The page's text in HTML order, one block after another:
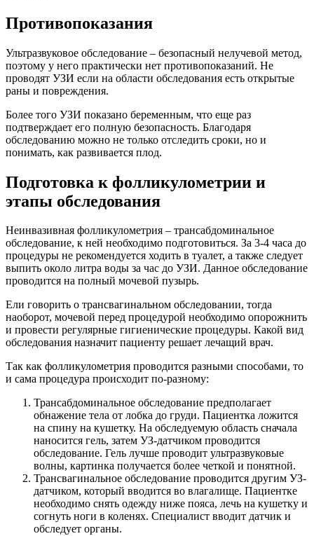
Противопоказания
Ультразвуковое обследование – безопасный нелучевой метод,
поэтому у него практически нет противопоказаний. Не
проводят УЗИ если на области обследования есть открытые
раны и повреждения.
Более того УЗИ показано беременным, что еще раз
подтверждает его полную безопасность. Благодаря
обследованию можно не только отследить сроки, но и
понимать, как развивается плод.
Подготовка к фолликулометрии и
этапы обследования
Неинвазивная фолликулометрия – трансабдоминальное
обследование, к ней необходимо подготовиться. За 3-4 часа до
процедуры не рекомендуется ходить в туалет, а также следует
выпить около литра воды за час до УЗИ. Данное обследование
проводится на полный мочевой пузырь.
Ели говорить о трансвагинальном обследовании, тогда
наоборот, мочевой перед процедурой необходимо опорожнить
и провести регулярные гигиенические процедуры. Какой вид
обследования назначит пациенту решает лечащий врач.
Так как фолликулометрия проводится разными способами, то
и сама процедура происходит по-разному:
Трансабдоминальное обследование предполагает
обнажение тела от лобка до груди. Пациентка ложится
на спину на кушетку. На обследуемую область сначала
наносится гель, затем УЗ-датчиком проводится
обследование. Гель лучше проводит ультразвуковые
волны, картинка получается более четкой и понятной.
Трансвагинальное обследование проводится другим УЗ-
датчиком, который вводится во влагалище. Пациентке
необходимо снять одежду ниже пояса, лечь на кушетку и
согнуть ноги в коленях. Специалист вводит датчик и
обследует органы.